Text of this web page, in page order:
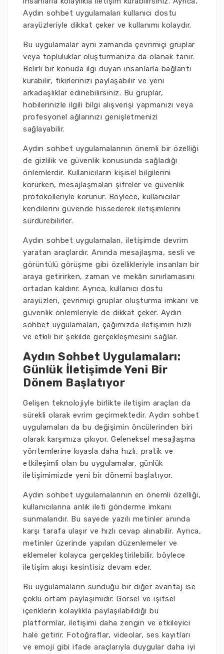
Aydın sohbet uygulamaları kullanıcı dostu
arayüzleriyle dikkat çeker ve kullanımı kolaydır.
Bu uygulamalar aynı zamanda çevrimiçi gruplar
veya topluluklar oluşturmanıza da olanak tanır.
Belirli bir konuda ilgi duyan insanlarla bağlantı
kurabilir, fikirlerinizi paylaşabilir ve yeni
arkadaşlıklar edinebilirsiniz. Bu gruplar,
hobilerinizle ilgili bilgi alışverişi yapmanızı veya
profesyonel ağlarınızı genişletmenizi
sağlayabilir.
Aydın sohbet uygulamalarının önemli bir özelliği
de gizlilik ve güvenlik konusunda sağladığı
önlemlerdir. Kullanıcıların kişisel bilgilerini
korurken, mesajlaşmaları şifreler ve güvenlik
protokolleriyle korunur. Böylece, kullanıcılar
kendilerini güvende hissederek iletişimlerini
sürdürebilirler.
Aydın sohbet uygulamaları, iletişimde devrim
yaratan araçlardır. Anında mesajlaşma, sesli ve
görüntülü görüşme gibi özellikleriyle insanları bir
araya getirirken, zaman ve mekân sınırlamasını
ortadan kaldırır. Ayrıca, kullanıcı dostu
arayüzleri, çevrimiçi gruplar oluşturma imkanı ve
güvenlik önlemleriyle de dikkat çeker. Aydın
sohbet uygulamaları, çağımızda iletişimin hızlı
ve etkili bir şekilde gerçekleşmesini sağlar.
Aydın Sohbet Uygulamaları:
Günlük İletişimde Yeni Bir
Dönem Başlatıyor
Gelişen teknolojiyle birlikte iletişim araçları da
sürekli olarak evrim geçirmektedir. Aydın sohbet
uygulamaları da bu değişimin öncülerinden biri
olarak karşımıza çıkıyor. Geleneksel mesajlaşma
yöntemlerine kıyasla daha hızlı, pratik ve
etkileşimli olan bu uygulamalar, günlük
iletişimimizde yeni bir dönemi başlatıyor.
Aydın sohbet uygulamalarının en önemli özelliği,
kullanıcılarına anlık ileti gönderme imkanı
sunmalarıdır. Bu sayede yazılı metinler anında
karşı tarafa ulaşır ve hızlı cevap alınabilir. Ayrıca,
metinler üzerinde yapılan düzenlemeler ve
eklemeler kolayca gerçekleştirilebilir, böylece
iletişim akışı kesintisiz devam eder.
Bu uygulamaların sunduğu bir diğer avantaj ise
çoklu ortam paylaşımıdır. Görsel ve işitsel
içeriklerin kolaylıkla paylaşılabildiği bu
platformlar, iletişimi daha zengin ve etkileyici
hale getirir. Fotoğraflar, videolar, ses kayıtları
ve emoji gibi ifade araçlarıyla duygular daha iyi